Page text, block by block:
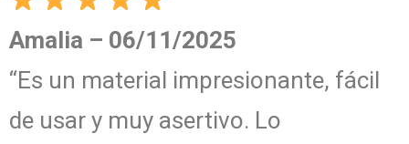
Amalia – 06/11/2025
“Es un material impresionante, fácil
de usar y muy asertivo. Lo